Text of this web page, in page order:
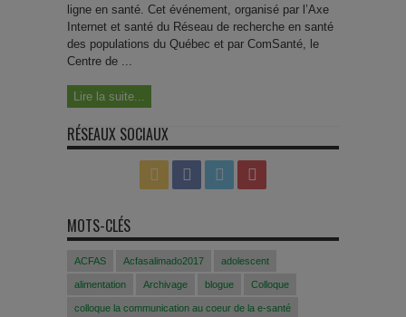
ligne en santé. Cet événement, organisé par l’Axe
Internet et santé du Réseau de recherche en santé
des populations du Québec et par ComSanté, le
Centre de ...
Lire la suite...
RÉSEAUX SOCIAUX
MOTS-CLÉS
ACFAS Acfasalimado2017 adolescent
alimentation Archivage blogue Colloque
colloque la communication au coeur de la e-santé